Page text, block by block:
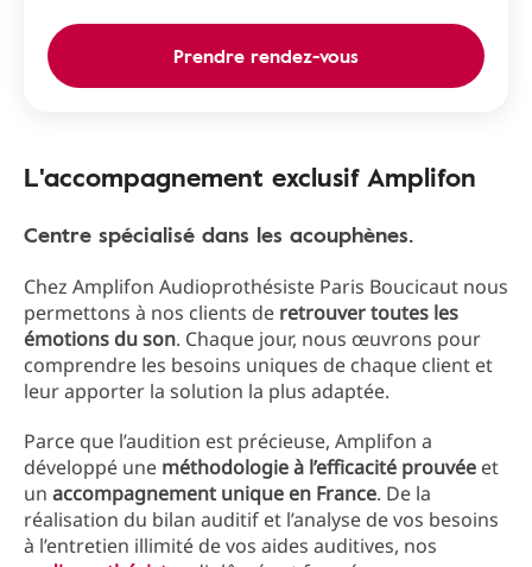
Prendre rendez-vous
L'accompagnement exclusif Amplifon
Centre spécialisé dans les acouphènes.
Chez Amplifon Audioprothésiste Paris Boucicaut nous
permettons à nos clients de retrouver toutes les
émotions du son. Chaque jour, nous œuvrons pour
comprendre les besoins uniques de chaque client et
leur apporter la solution la plus adaptée.
Parce que l’audition est précieuse, Amplifon a
développé une méthodologie à l’efficacité prouvée et
un accompagnement unique en France. De la
réalisation du bilan auditif et l’analyse de vos besoins
à l’entretien illimité de vos aides auditives, nos